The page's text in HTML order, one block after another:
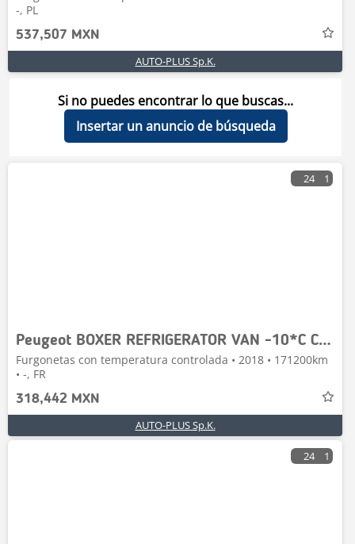
-, PL
537,507 MXN
AUTO-PLUS Sp.K.
Si no puedes encontrar lo que buscas...
Insertar un anuncio de búsqueda
24 1
Peugeot BOXER REFRIGERATOR VAN -10*C CRUISE CONTROL
Furgonetas con temperatura controlada • 2018 • 171200km
• -, FR
318,442 MXN
AUTO-PLUS Sp.K.
24 1